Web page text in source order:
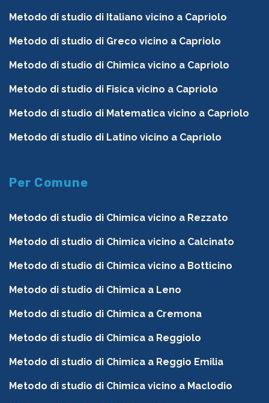
Metodo di studio di Italiano vicino a Capriolo
Metodo di studio di Greco vicino a Capriolo
Metodo di studio di Chimica vicino a Capriolo
Metodo di studio di Fisica vicino a Capriolo
Metodo di studio di Matematica vicino a Capriolo
Metodo di studio di Latino vicino a Capriolo
Per Comune
Metodo di studio di Chimica vicino a Rezzato
Metodo di studio di Chimica vicino a Calcinato
Metodo di studio di Chimica vicino a Botticino
Metodo di studio di Chimica a Leno
Metodo di studio di Chimica a Cremona
Metodo di studio di Chimica a Reggiolo
Metodo di studio di Chimica a Reggio Emilia
Metodo di studio di Chimica vicino a Maclodio